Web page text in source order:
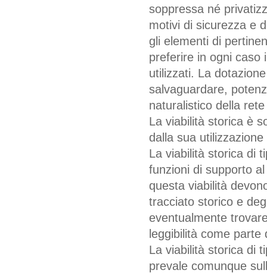
soppressa né
motivi di sicurezza e
gli elementi di
preferire in ogni caso
utilizzati. La
salvaguardare,
naturalistico della
La viabilità storica è
dalla sua
La viabilità storica di
funzioni di supporto
questa viabilità
tracciato storico e
eventualmente
leggibilità come parte
La viabilità storica di
prevale comunque